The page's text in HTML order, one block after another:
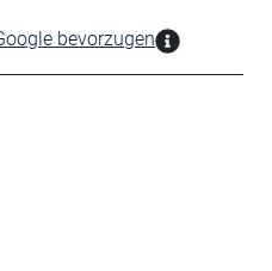
bevorzugen